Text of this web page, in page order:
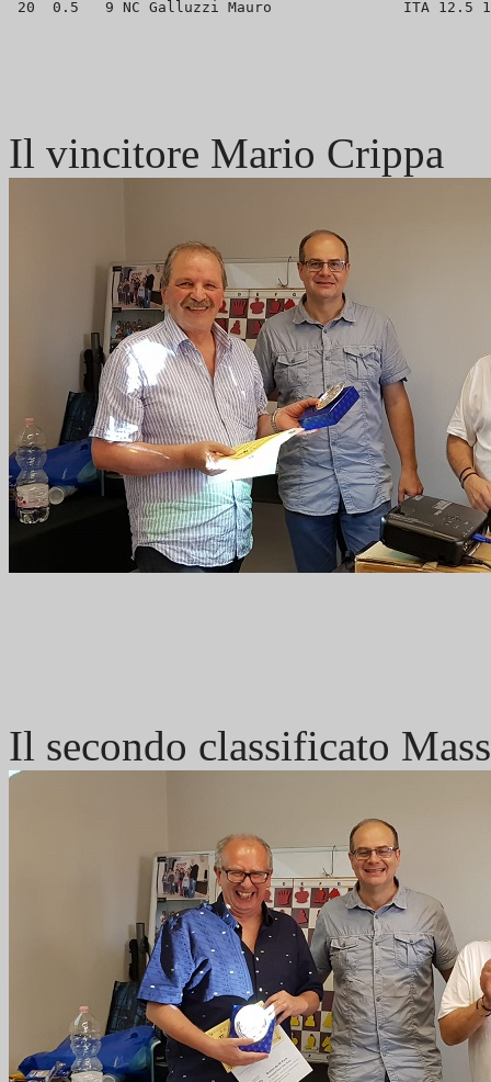
Il vincitore Mario Crippa
Il secondo classificato